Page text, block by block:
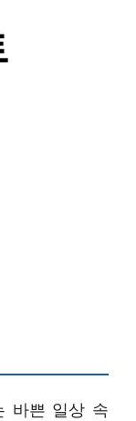
바쁜 일상 속